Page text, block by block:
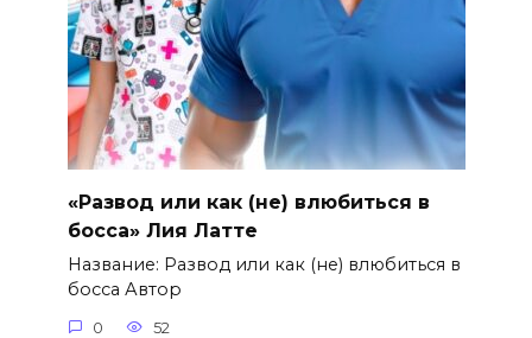
«Развод или как (не) влюбиться в
босса» Лия Латте
Название: Развод или как (не) влюбиться в
босса Автор
0 52